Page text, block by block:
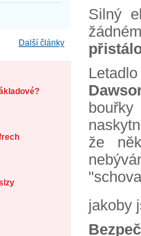
Další články
Silný
že
jakoby